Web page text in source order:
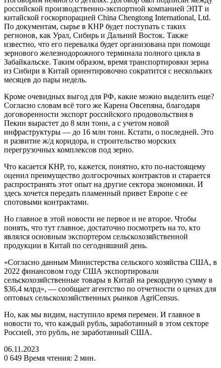
российской производственно-экспортной компанией ЭПТ и
китайской госкорпорацией China Chengtong International, Ltd.
По документам, сырье в КНР будет поступать с таких
регионов, как Урал, Сибирь и Дальний Восток. Также
известно, что его перевалка будет организована при помощи
зернового железнодорожного терминала полного цикла в
Забайкальске. Таким образом, время транспортировки зерна
из Сибири в Китай ориентировочно сократится с нескольких
месяцев до пары недель.
Кроме очевидных выгод для РФ, какие можно выделить еще?
Согласно словам всё того же Карена Овсепяна, благодаря
договоренности экспорт российского продовольствия в
Пекин вырастет до 8 млн тонн, а с учетом новой
инфраструктуры — до 16 млн тонн. Кстати, о последней. Это
и развитие ж/д коридора, и строительство морских
перегрузочных комплексов под зерно.
Что касается КНР, то, кажется, понятно, кто по-настоящему
оценил преимущество долгосрочных контрактов и старается
распространять этот опыт на другие сектора экономики. И
здесь хочется передать пламенный привет Европе с ее
спотовыми контрактами.
Но главное в этой новости не первое и не второе. Чтобы
понять, что тут главное, достаточно посмотреть на то, кто
являлся основным экспортером сельскохозяйственной
продукции в Китай по сегодняшний день.
«Согласно данным Министерства сельского хозяйства США, в
2022 финансовом году США экспортировали
сельскохозяйственные товары в Китай на рекордную сумму в
$36,4 млрд», — сообщает агентство по отчетности о ценах для
оптовых сельскохозяйственных рынков AgriCensus.
Но, как мы видим, наступило время перемен. И главное в
новости то, что каждый рубль, заработанный в этом секторе
Россией, это рубль, не заработанный США.
06.11.2023
0 649 Время чтения: 2 мин.